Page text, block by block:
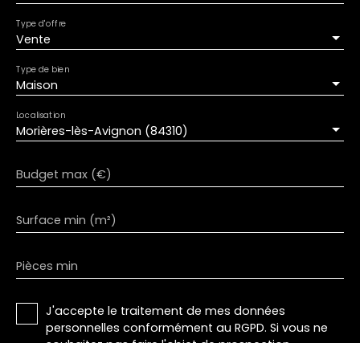
Vente
Type d'offre
Maison
Type de bien
Morières-lès-Avignon (84310)
Localisation
Budget max (€)
Surface min (m²)
Pièces min
J'accepte le traitement de mes données
personnelles conformément au RGPD. Si vous ne